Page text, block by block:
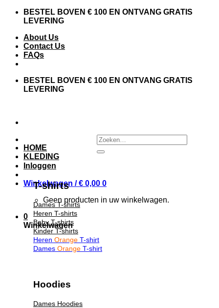
Skip
BESTEL BOVEN € 100 EN ONTVANG GRATIS
LEVERING
About Us
Contact Us
FAQs
BESTEL BOVEN € 100 EN ONTVANG GRATIS
LEVERING
Zoeken
naar:
Inloggen
Winkelwagen /€ 0,00 0
Geen producten in uw winkelwagen.
0
Winkelwagen
HOME
KLEDING
T-shirts
Dames T-shirts
Heren T-shirts
Baby T-shirts
Kinder T-shirts
Heren Orange T-shirt
Dames Orange T-shirt
Hoodies
Dames Hoodies